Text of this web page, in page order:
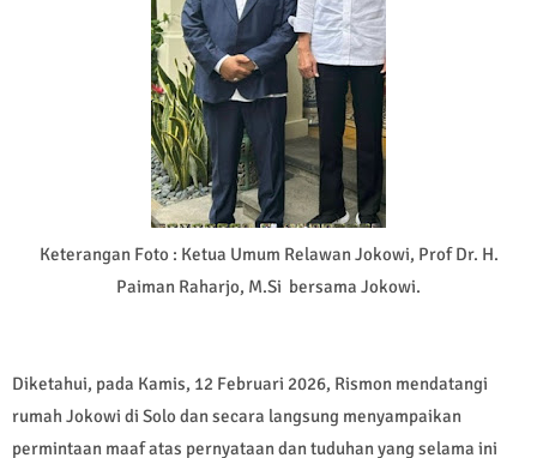
Keterangan Foto : Ketua Umum Relawan Jokowi, Prof Dr. H.
Paiman Raharjo, M.Si bersama Jokowi.
Diketahui, pada Kamis, 12 Februari 2026, Rismon mendatangi
rumah Jokowi di Solo dan secara langsung menyampaikan
permintaan maaf atas pernyataan dan tuduhan yang selama ini